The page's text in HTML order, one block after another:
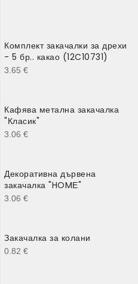
Комплект закачалки за дрехи
- 5 бр.. какао (12C10731)
3.65 €
Кафява метална закачалка
"Класик"
3.06 €
Декоративна дървена
закачалка "HOMЕ"
3.06 €
Закачалка за колани
0.82 €